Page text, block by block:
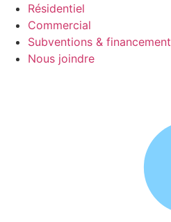
Résidentiel
Commercial
Subventions & financement
Nous joindre